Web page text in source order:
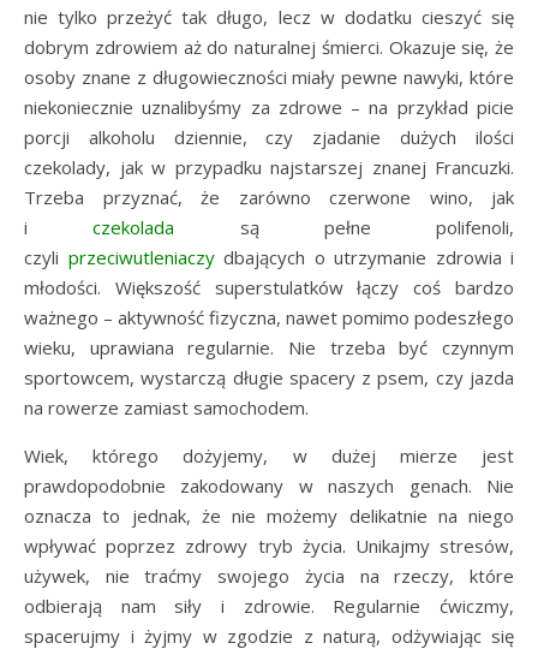
nie tylko przeżyć tak długo, lecz w dodatku cieszyć się
dobrym zdrowiem aż do naturalnej śmierci. Okazuje się, że
osoby znane z długowieczności miały pewne nawyki, które
niekoniecznie uznalibyśmy za zdrowe – na przykład picie
porcji alkoholu dziennie, czy zjadanie dużych ilości
czekolady, jak w przypadku najstarszej znanej Francuzki.
Trzeba przyznać, że zarówno czerwone wino, jak
iczekolada są pełne polifenoli,
czyli przeciwutleniaczydbających o utrzymanie zdrowia i
młodości. Większość superstulatków łączy coś bardzo
ważnego – aktywność fizyczna, nawet pomimo podeszłego
wieku, uprawiana regularnie. Nie trzeba być czynnym
sportowcem, wystarczą długie spacery z psem, czy jazda
na rowerze zamiast samochodem.
Wiek, którego dożyjemy, w dużej mierze jest
prawdopodobnie zakodowany w naszych genach. Nie
oznacza to jednak, że nie możemy delikatnie na niego
wpływać poprzez zdrowy tryb życia. Unikajmy stresów,
używek, nie traćmy swojego życia na rzeczy, które
odbierają nam siły i zdrowie. Regularnie ćwiczmy,
spacerujmy i żyjmy w zgodzie z naturą, odżywiając się